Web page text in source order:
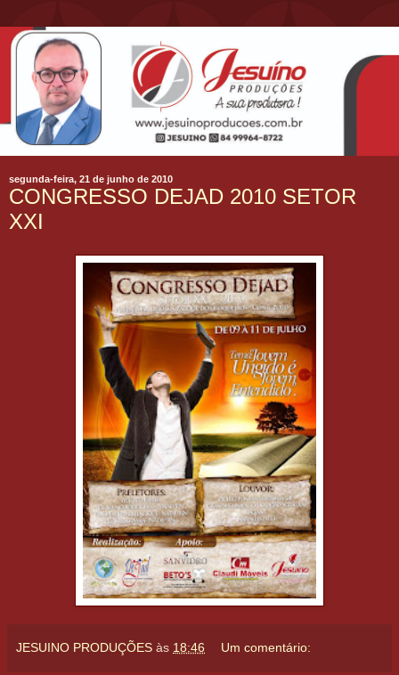
segunda-feira, 21 de junho de 2010
CONGRESSO DEJAD 2010 SETOR
XXI
JESUINO PRODUÇÕES às 18:46 Um comentário: